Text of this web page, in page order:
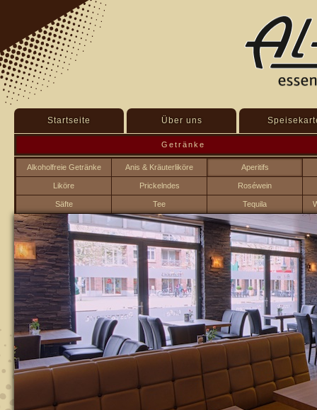
Startseite Über uns
Getränke
Alkoholfreie Getränke Anis & Kräuterliköre Aperitifs
Liköre Prickelndes Roséwein
Säfte Tee Tequila